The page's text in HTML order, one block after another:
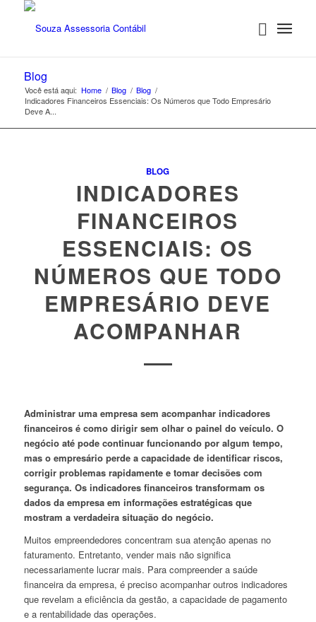
Blog
Você está aqui: Home / Blog / Blog /
Indicadores Financeiros Essenciais: Os Números que Todo Empresário
Deve A...
BLOG
INDICADORES
FINANCEIROS
ESSENCIAIS: OS
NÚMEROS QUE TODO
EMPRESÁRIO DEVE
ACOMPANHAR
Administrar uma empresa sem acompanhar indicadores
financeiros é como dirigir sem olhar o painel do veículo. O
negócio até pode continuar funcionando por algum tempo,
mas o empresário perde a capacidade de identificar riscos,
corrigir problemas rapidamente e tomar decisões com
segurança. Os indicadores financeiros transformam os
dados da empresa em informações estratégicas que
mostram a verdadeira situação do negócio.
Muitos empreendedores concentram sua atenção apenas no
faturamento. Entretanto, vender mais não significa
necessariamente lucrar mais. Para compreender a saúde
financeira da empresa, é preciso acompanhar outros indicadores
que revelam a eficiência da gestão, a capacidade de pagamento
e a rentabilidade das operações.